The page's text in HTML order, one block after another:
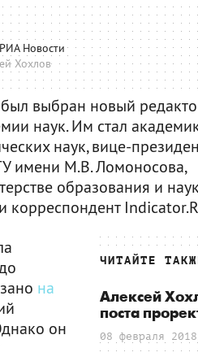
Новости
Хохлов
выбран новый
наук. Им стал
наук, вице-
имени М.В. Ломоносова,
образования и
корреспондент
ЧИТАЙТЕ
Алексей
поста
08 февраля
на
он